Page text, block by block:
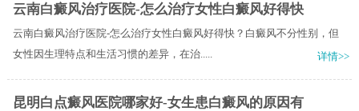
云南白癜风治疗医院-怎么治疗女性白癜风好得快
云南白癜风治疗医院-怎么治疗女性白癜风好得快？白癜风不分性别，但
女性因生理特点和生活习惯的差异，在治.....
详情>>
昆明白点癜风医院哪家好-女生患白癜风的原因有